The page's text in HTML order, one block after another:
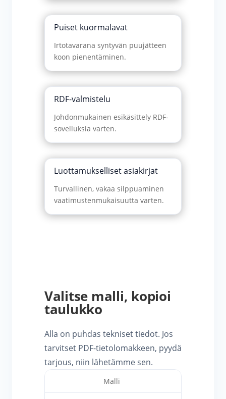
Puiset kuormalavat
Irtotavarana syntyvän puujätteen
koon pienentäminen.
RDF-valmistelu
Johdonmukainen esikäsittely RDF-
sovelluksia varten.
Luottamukselliset asiakirjat
Turvallinen, vakaa silppuaminen
vaatimustenmukaisuutta varten.
Valitse malli, kopioi
taulukko
Alla on puhdas tekniset tiedot. Jos
tarvitset PDF-tietolomakkeen, pyydä
tarjous, niin lähetämme sen.
Malli